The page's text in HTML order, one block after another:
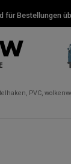
für Bestellungen
PVC,